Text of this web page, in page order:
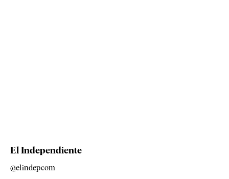
El Independiente
@elindepcom